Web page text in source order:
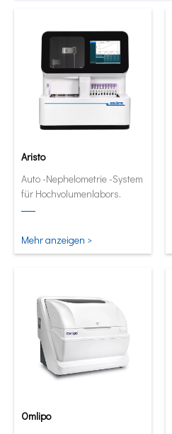
Aristo
Auto -Nephelometrie -System
für Hochvolumenlabors.
Mehr anzeigen >
Omlipo